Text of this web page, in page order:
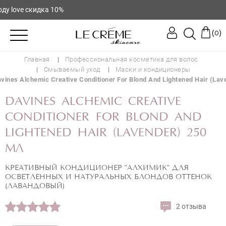
скидка 10%
(0)
Главная
Профессиональная косметика для волос
Смываемый уход
Маски и кондиционеры
Alchemic Creative Conditioner For Blond And Lightened Hair
DAVINES ALCHEMIC CREATIVE
CONDITIONER FOR BLOND AND
LIGHTENED HAIR (LAVENDER) 250
МЛ
КРЕАТИВНЫЙ КОНДИЦИОНЕР "АЛХИМИК" ДЛЯ
ОСВЕТЛЕННЫХ И НАТУРАЛЬНЫХ БЛОНДОВ ОТТЕНОК
(ЛАВАНДОВЫЙ)
2 отзыва